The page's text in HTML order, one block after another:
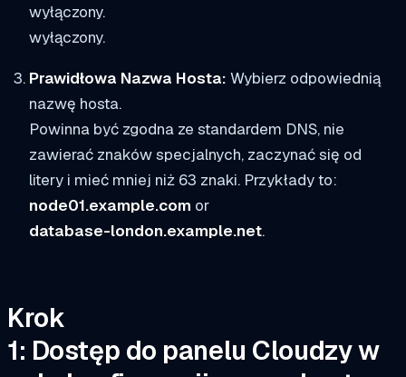
wyłączony.
wyłączony.
Prawidłowa Nazwa Hosta: Wybierz odpowiednią
nazwę hosta.
Powinna być zgodna ze standardem DNS, nie
zawierać znaków specjalnych, zaczynać się od
litery i mieć mniej niż 63 znaki. Przykłady to:
node01.example.com or
database-london.example.net.
Krok
1: Dostęp do panelu Cloudzy w